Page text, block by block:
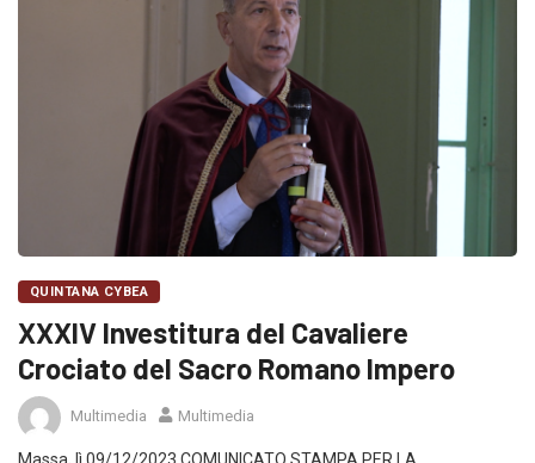
QUINTANA CYBEA
XXXIV Investitura del Cavaliere
Crociato del Sacro Romano Impero
Multimedia Multimedia
Massa, lì 09/12/2023 COMUNICATO STAMPA PER LA